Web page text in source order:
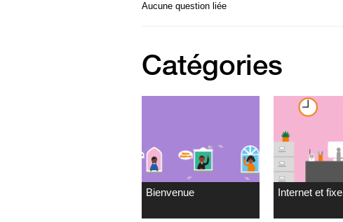
Aucune question liée
Catégories
Bienvenue Internet et fixe